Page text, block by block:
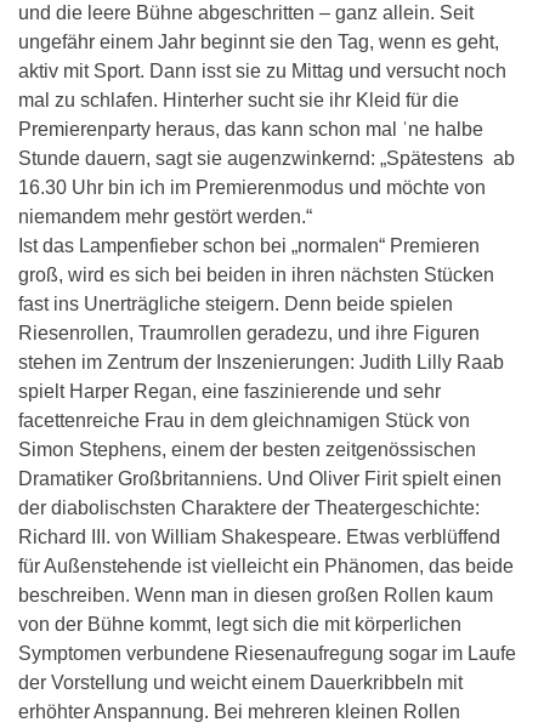
und die leere Bühne abgeschritten – ganz allein. Seit
ungefähr einem Jahr beginnt sie den Tag, wenn es geht,
aktiv mit Sport. Dann isst sie zu Mittag und versucht noch
mal zu schlafen. Hinterher sucht sie ihr Kleid für die
Premierenparty heraus, das kann schon mal ˈne halbe
Stunde dauern, sagt sie augenzwinkernd: „Spätestens ab
16.30 Uhr bin ich im Premierenmodus und möchte von
niemandem mehr gestört werden.“
Ist das Lampenfieber schon bei „normalen“ Premieren
groß, wird es sich bei beiden in ihren nächsten Stücken
fast ins Unerträgliche steigern. Denn beide spielen
Riesenrollen, Traumrollen geradezu, und ihre Figuren
stehen im Zentrum der Inszenierungen: Judith Lilly Raab
spielt Harper Regan, eine faszinierende und sehr
facettenreiche Frau in dem gleichnamigen Stück von
Simon Stephens, einem der besten zeitgenössischen
Dramatiker Großbritanniens. Und Oliver Firit spielt einen
der diabolischsten Charaktere der Theatergeschichte:
Richard III. von William Shakespeare. Etwas verblüffend
für Außenstehende ist vielleicht ein Phänomen, das beide
beschreiben. Wenn man in diesen großen Rollen kaum
von der Bühne kommt, legt sich die mit körperlichen
Symptomen verbundene Riesenaufregung sogar im Laufe
der Vorstellung und weicht einem Dauerkribbeln mit
erhöhter Anspannung. Bei mehreren kleinen Rollen